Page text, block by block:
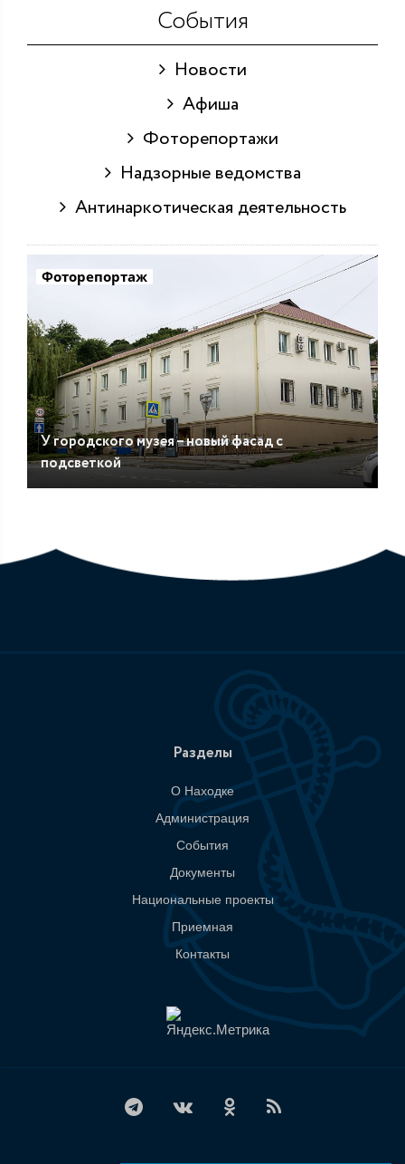
События
Новости
Афиша
Фоторепортажи
Надзорные ведомства
Антинаркотическая деятельность
Фоторепортаж
У городского музея – новый фасад с
подсветкой
Разделы
О Находке
Администрация
События
Документы
Национальные проекты
Приемная
Контакты